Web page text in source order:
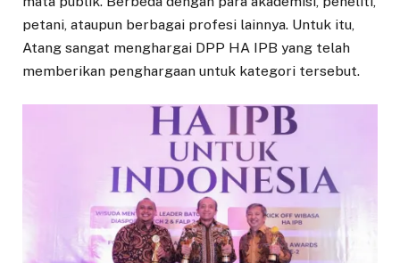
petani, ataupun berbagai profesi lainnya. Untuk itu,
Atang sangat menghargai DPP HA IPB yang telah
memberikan penghargaan untuk kategori tersebut.